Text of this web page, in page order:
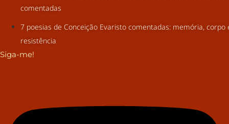
comentadas
7 poesias de Conceição Evaristo comentadas: memória, corpo
resistência
Siga-me!